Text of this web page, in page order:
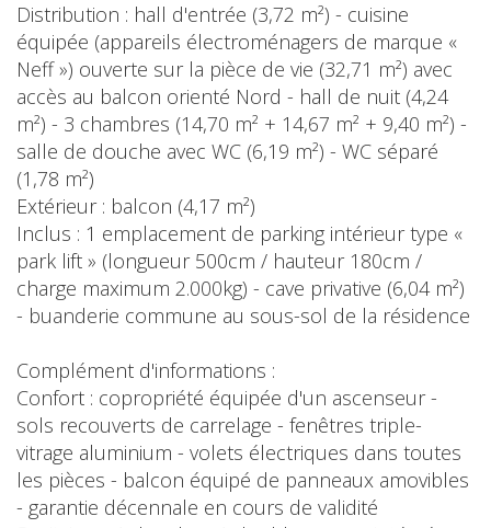
Distribution : hall d'entrée (3,72 m²) - cuisine
équipée (appareils électroménagers de marque «
Neff ») ouverte sur la pièce de vie (32,71 m²) avec
accès au balcon orienté Nord - hall de nuit (4,24
m²) - 3 chambres (14,70 m² + 14,67 m² + 9,40 m²) -
salle de douche avec WC (6,19 m²) - WC séparé
(1,78 m²)
Extérieur : balcon (4,17 m²)
Inclus : 1 emplacement de parking intérieur type «
park lift » (longueur 500cm / hauteur 180cm /
charge maximum 2.000kg) - cave privative (6,04 m²)
- buanderie commune au sous-sol de la résidence
Complément d'informations :
Confort : copropriété équipée d'un ascenseur -
sols recouverts de carrelage - fenêtres triple-
vitrage aluminium - volets électriques dans toutes
les pièces - balcon équipé de panneaux amovibles
- garantie décennale en cours de validité